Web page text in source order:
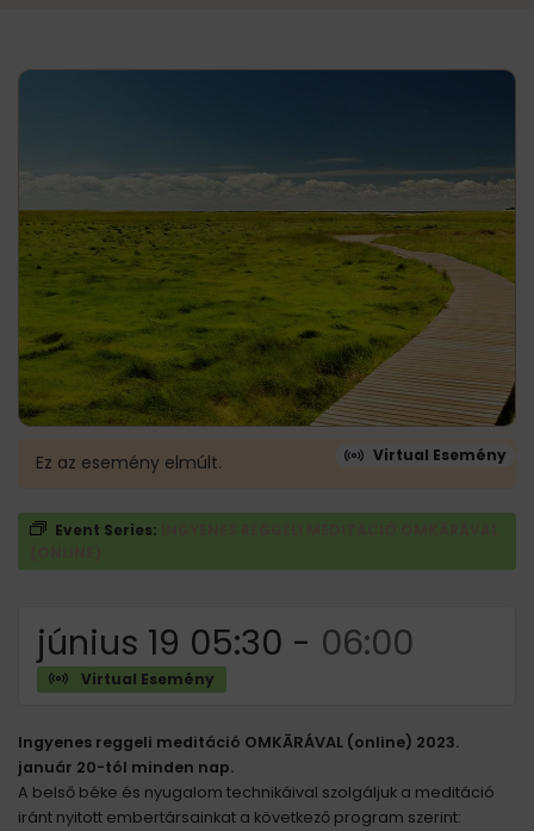
Virtual Esemény
Ez az esemény elmúlt.
Event Series:
június 19 05:30 - 06:00
Virtual Esemény
Ingyenes reggeli meditáció OMKĀRÁVAL (online) 2023.
január 20-tól minden nap.
A belső béke és nyugalom technikáival szolgáljuk a meditáció
iránt nyitott embertársainkat a következő program szerint: